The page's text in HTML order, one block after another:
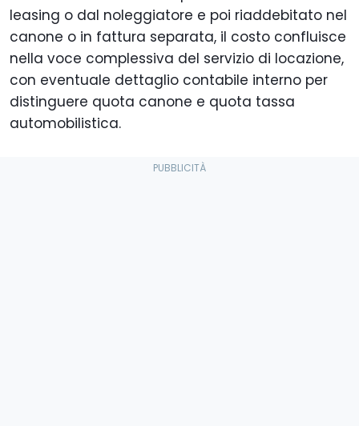
leasing o dal noleggiatore e poi riaddebitato nel
canone o in fattura separata, il costo confluisce
nella voce complessiva del servizio di locazione,
con eventuale dettaglio contabile interno per
distinguere quota canone e quota tassa
automobilistica.